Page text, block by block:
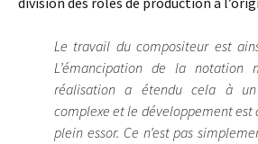
Le travail du compositeur est
L’émancipation de la notation
réalisation a étendu cela à
complexe et le développement
plein essor. Ce n’est pas